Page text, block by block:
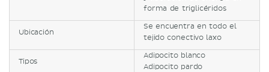
forma de triglicéridos
Ubicación
Se encuentra en todo el
tejido conectivo laxo
Tipos
Adipocito blanco
Adipocito pardo